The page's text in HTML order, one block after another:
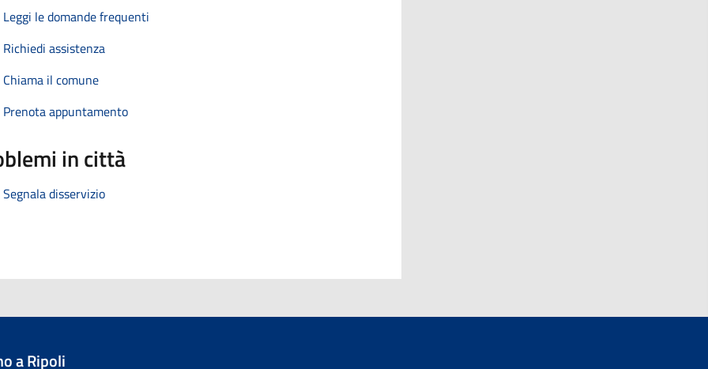
Leggi le domande frequenti
Richiedi assistenza
Chiama il comune
Prenota appuntamento
in città
Segnala disservizio
a Ripoli